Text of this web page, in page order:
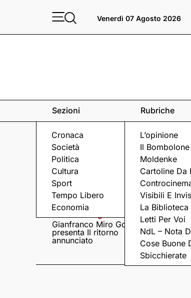
Venerdì 07 Agosto 2026
Sezioni
Cronaca
Società
Politica
Cultura
Sport
Tempo Libero
Economia
Rubriche
L’opinione
Il Bombolone
Moldenke
Cartoline Da
Visibili E
La Biblioteca
Letti Per Voi
NdL – Nota
Cose Buone
Sbicchierate
Eventi a Ravenna e dintorni
Gianfranco Miro Gori
presenta Il ritorno
annunciato
Venerdì 7
I Fine Before
Came
disco “C’è
amore”